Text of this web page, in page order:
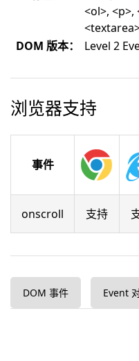
<ol>, <p>,
DOM 版本：
Level 2
浏览器支持
事件
onscroll 支持
DOM 事件 Event